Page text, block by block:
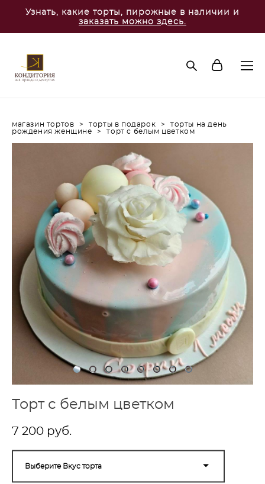
Узнать, какие торты, пирожные в наличии и
заказать можно здесь.
магазин тортов > торты в подарок >
торты на день
рождения женщине
> торт с белым цветком
Торт с белым цветком
7 200 pуб.
Выберите Вкус торта